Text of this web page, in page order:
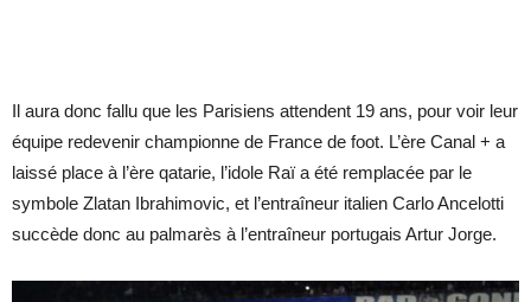
Il aura donc fallu que les Parisiens attendent 19 ans, pour voir leur
équipe redevenir championne de France de foot. L’ère Canal + a
laissé place à l’ère qatarie, l’idole Raï a été remplacée par le
symbole Zlatan Ibrahimovic, et l’entraîneur italien Carlo Ancelotti
succède donc au palmarès à l’entraîneur portugais Artur Jorge.